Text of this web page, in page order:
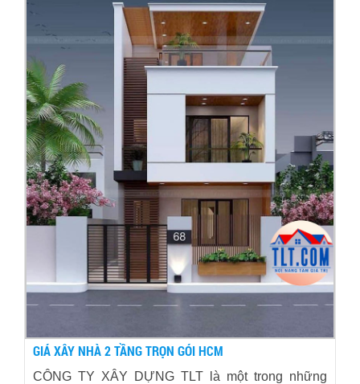
GIÁ XÂY NHÀ 2 TẦNG TRỌN GÓI HCM
CÔNG TY XÂY DỰNG TLT là một trong những